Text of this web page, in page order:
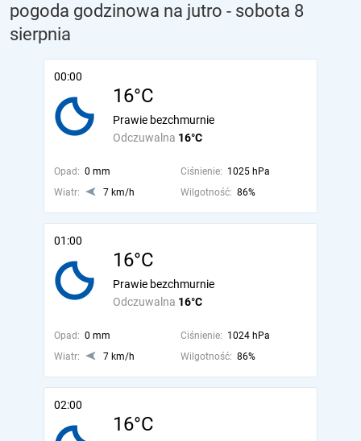
pogoda godzinowa na jutro - sobota 8
sierpnia
00:00
16°C
Odczuwalna 16°C
Prawie bezchmurnie
Opad: 0 mm Ciśnienie: 1025 hPa
Wiatr:
7 km/h Wilgotność: 86%
01:00
16°C
Odczuwalna 16°C
Prawie bezchmurnie
Opad: 0 mm Ciśnienie: 1024 hPa
Wiatr:
7 km/h Wilgotność: 86%
02:00
16°C